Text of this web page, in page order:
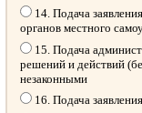
14. Подача
органов местного
15. Подача
решений и действий
незаконными
16. Подача